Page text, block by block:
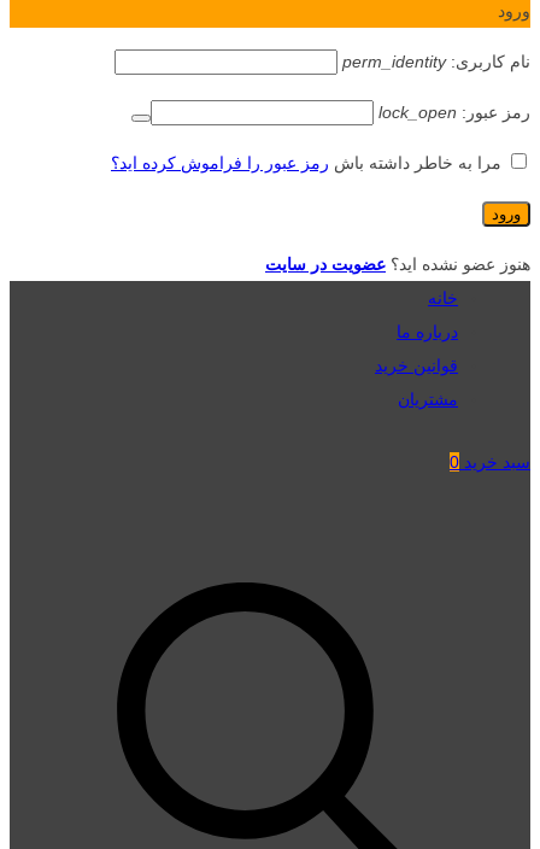
ورود
نام کاربری:perm_identity
رمز عبور: lock_open
مرا به خاطر داشته باش رمز عبور را فراموش کرده اید؟
هنوز عضو نشده اید؟ عضویت در سایت
خانه
درباره ما
قوانین خرید
مشتریان
سبد خرید 0